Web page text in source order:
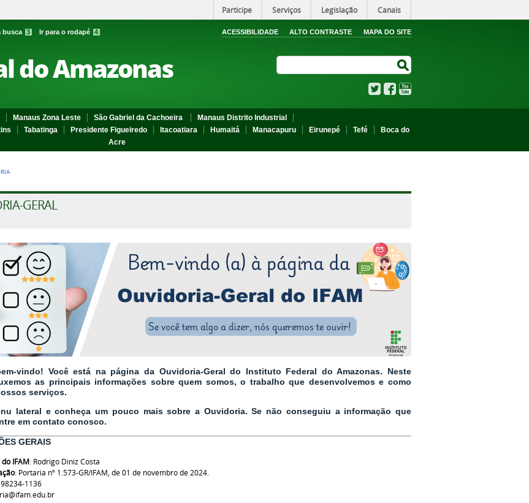
Participe Serviços Legislação Canais
busca 3 Ir para o rodapé 4 ACESSIBILIDADE ALTO CONTRASTE MAPA DO SITE
do Amazonas
TwitterFacebook
Manaus Zona Leste São Gabriel da Cachoeira
Manaus Distrito Industrial
Tabatinga Presidente Figueiredo Itacoatiara Humaitá Manacapuru Eirunepé Tefé
Boca do
Acre
GERAL
vindo! Você está na página da Ouvidoria-Geral do Instituto Federal do Amazonas. Neste
as principais informações sobre quem somos, o trabalho que desenvolvemos e como
serviços.
lateral e conheça um pouco mais sobre a Ouvidoria. Se não conseguiu a informação que
em contato conosco.
GERAIS
IFAM: Rodrigo Diniz Costa
: Portaria nº 1.573-GR/IFAM, de 01 de novembro de 2024.
1136